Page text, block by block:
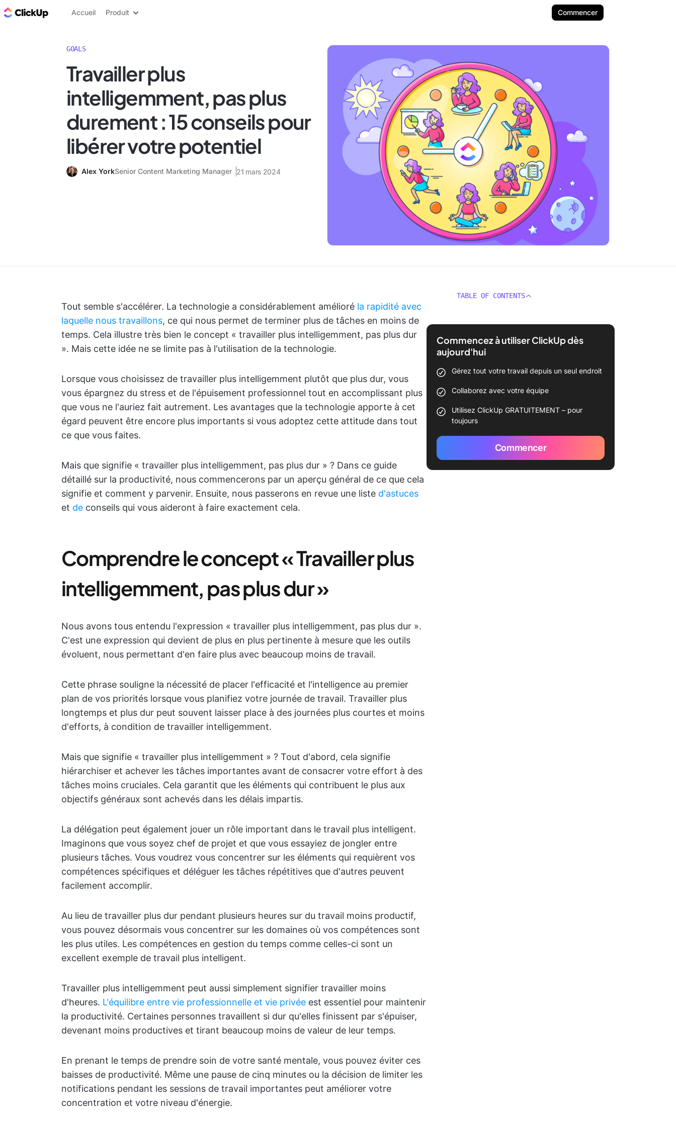
ClickUp Blog
Accueil Produit Commencer
GOALS
Travailler plus
intelligemment, pas plus
durement : 15 conseils pour
libérer votre potentiel
Alex YorkSenior Content Marketing Manager 21 mars 2024
Tout semble s'accélérer. La technologie a considérablement amélioré la rapidité avec
laquelle nous travaillons, ce qui nous permet de terminer plus de tâches en moins de
temps. Cela illustre très bien le concept « travailler plus intelligemment, pas plus dur
». Mais cette idée ne se limite pas à l'utilisation de la technologie.
Lorsque vous choisissez de travailler plus intelligemment plutôt que plus dur, vous
vous épargnez du stress et de l'épuisement professionnel tout en accomplissant plus
que vous ne l'auriez fait autrement. Les avantages que la technologie apporte à cet
égard peuvent être encore plus importants si vous adoptez cette attitude dans tout
ce que vous faites.
Mais que signifie « travailler plus intelligemment, pas plus dur » ? Dans ce guide
détaillé sur la productivité, nous commencerons par un aperçu général de ce que cela
signifie et comment y parvenir. Ensuite, nous passerons en revue une liste d'astuces
et de conseils qui vous aideront à faire exactement cela.
Comprendre le concept « Travailler plus
intelligemment, pas plus dur »
Nous avons tous entendu l'expression « travailler plus intelligemment, pas plus dur ».
C'est une expression qui devient de plus en plus pertinente à mesure que les outils
évoluent, nous permettant d'en faire plus avec beaucoup moins de travail.
Cette phrase souligne la nécessité de placer l'efficacité et l'intelligence au premier
plan de vos priorités lorsque vous planifiez votre journée de travail. Travailler plus
longtemps et plus dur peut souvent laisser place à des journées plus courtes et moins
d'efforts, à condition de travailler intelligemment.
Mais que signifie « travailler plus intelligemment » ? Tout d'abord, cela signifie
hiérarchiser et achever les tâches importantes avant de consacrer votre effort à des
tâches moins cruciales. Cela garantit que les éléments qui contribuent le plus aux
objectifs généraux sont achevés dans les délais impartis.
La délégation peut également jouer un rôle important dans le travail plus intelligent.
Imaginons que vous soyez chef de projet et que vous essayiez de jongler entre
plusieurs tâches. Vous voudrez vous concentrer sur les éléments qui requièrent vos
compétences spécifiques et déléguer les tâches répétitives que d'autres peuvent
facilement accomplir.
Au lieu de travailler plus dur pendant plusieurs heures sur du travail moins productif,
vous pouvez désormais vous concentrer sur les domaines où vos compétences sont
les plus utiles. Les compétences en gestion du temps comme celles-ci sont un
excellent exemple de travail plus intelligent.
Travailler plus intelligemment peut aussi simplement signifier travailler moins
d'heures. L'équilibre entre vie professionnelle et vie privée est essentiel pour maintenir
la productivité. Certaines personnes travaillent si dur qu'elles finissent par s'épuiser,
devenant moins productives et tirant beaucoup moins de valeur de leur temps.
En prenant le temps de prendre soin de votre santé mentale, vous pouvez éviter ces
baisses de productivité. Même une pause de cinq minutes ou la décision de limiter les
notifications pendant les sessions de travail importantes peut améliorer votre
concentration et votre niveau d'énergie.
TABLE OF CONTENTS
Commencez à utiliser ClickUp dès
aujourd'hui
Gérez tout votre travail depuis un seul endroit
Collaborez avec votre équipe
Utilisez ClickUp GRATUITEMENT – pour
toujours
Commencer